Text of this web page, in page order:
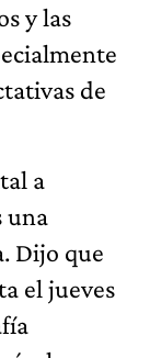
y las
de
a
una
Dijo que
el jueves